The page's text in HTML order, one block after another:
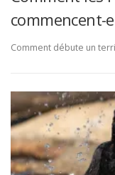
commencent-
Comment débute un